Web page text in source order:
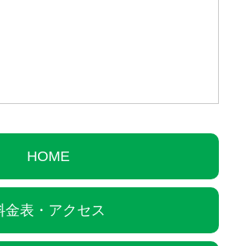
HOME
金表・アクセス